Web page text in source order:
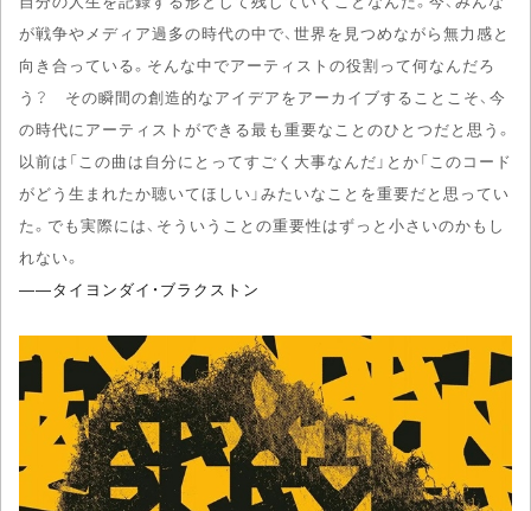
が戦争やメディア過多の時代の中で、世界を見つめながら無力感と
向き合っている。そんな中でアーティストの役割って何なんだろ
う？ その瞬間の創造的なアイデアをアーカイブすることこそ、今
の時代にアーティストができる最も重要なことのひとつだと思う。
以前は「この曲は自分にとってすごく大事なんだ」とか「このコード
がどう生まれたか聴いてほしい」みたいなことを重要だと思ってい
た。でも実際には、そういうことの重要性はずっと小さいのかもし
れない。
――タイヨンダイ・ブラクストン